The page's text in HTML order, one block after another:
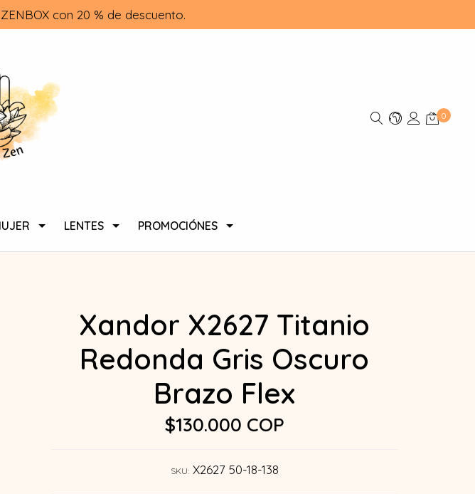
con 20 % de descuento.
0
LENTES PROMOCIÓNES
Xandor X2627 Titanio
Redonda Gris Oscuro
Brazo Flex
$130.000 COP
SKU: X2627 50-18-138